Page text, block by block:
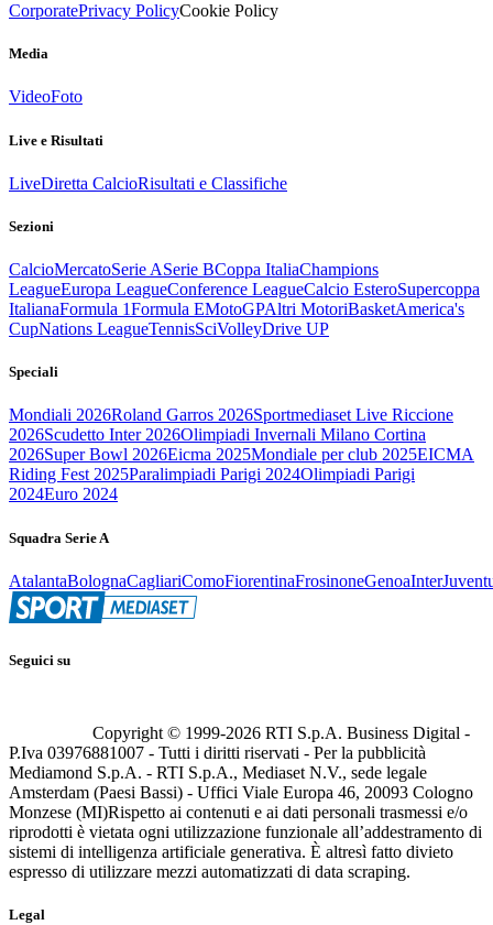
CorporatePrivacy PolicyCookie Policy
Media
VideoFoto
Live e Risultati
LiveDiretta CalcioRisultati e Classifiche
Sezioni
CalcioMercatoSerie ASerie BCoppa ItaliaChampions
LeagueEuropa LeagueConference LeagueCalcio EsteroSupercoppa
ItalianaFormula 1Formula EMotoGPAltri MotoriBasketAmerica's
CupNations LeagueTennisSciVolleyDrive UP
Speciali
Mondiali 2026Roland Garros 2026Sportmediaset Live Riccione
2026Scudetto Inter 2026Olimpiadi Invernali Milano Cortina
2026Super Bowl 2026Eicma 2025Mondiale per club 2025EICMA
Riding Fest 2025Paralimpiadi Parigi 2024Olimpiadi Parigi
2024Euro 2024
Squadra Serie A
AtalantaBolognaCagliariComoFiorentinaFrosinoneGenoaInter
Seguici su
Copyright © 1999-2026 RTI S.p.A. Business Digital -
P.Iva 03976881007 - Tutti i diritti riservati - Per la pubblicità
Mediamond S.p.A. - RTI S.p.A., Mediaset N.V., sede legale
Amsterdam (Paesi Bassi) - Uffici Viale Europa 46, 20093 Cologno
Monzese (MI)Rispetto ai contenuti e ai dati personali trasmessi e/o
riprodotti è vietata ogni utilizzazione funzionale all’addestramento di
sistemi di intelligenza artificiale generativa. È altresì fatto divieto
espresso di utilizzare mezzi automatizzati di data scraping.
Legal